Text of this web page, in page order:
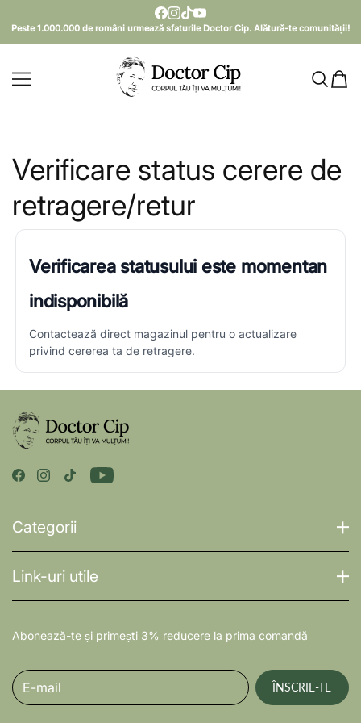
Peste 1.000.000 de români urmează sfaturile Doctor Cip. Alătură-te comunității!
Doctor Cip - Corpul tău îți va mulțumi!
Verificare status cerere de
retragere/retur
Verificarea statusului este momentan
indisponibilă
Contactează direct magazinul pentru o actualizare
privind cererea ta de retragere.
Categorii
Link-uri utile
Abonează-te și primești 3% reducere la prima comandă
E-mail
ÎNSCRIE-TE